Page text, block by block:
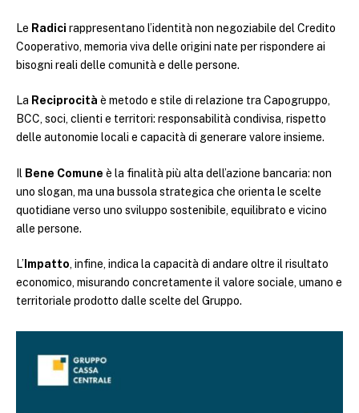
Le Radici rappresentano l’identità non negoziabile del Credito
Cooperativo, memoria viva delle origini nate per rispondere ai
bisogni reali delle comunità e delle persone.
La Reciprocità è metodo e stile di relazione tra Capogruppo,
BCC, soci, clienti e territori: responsabilità condivisa, rispetto
delle autonomie locali e capacità di generare valore insieme.
Il Bene Comune è la finalità più alta dell’azione bancaria: non
uno slogan, ma una bussola strategica che orienta le scelte
quotidiane verso uno sviluppo sostenibile, equilibrato e vicino
alle persone.
L’ Impatto, infine, indica la capacità di andare oltre il risultato
economico, misurando concretamente il valore sociale, umano e
territoriale prodotto dalle scelte del Gruppo.